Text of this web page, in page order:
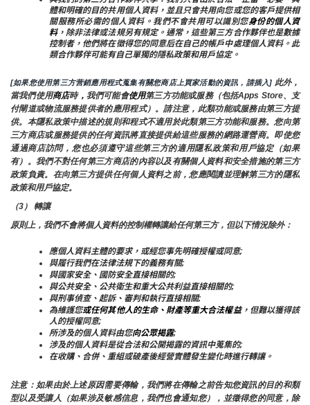
體和明確的目的共用個人資料，並且只會共用向您或您的客戶提供相
關服務所必需的個人資料。我們不會共用可以識別您身份的個人資
料，除非法律或法規另有規定。通常，這些第三方合作夥伴也是數據
控制者，他們將在徵得您的同意后在自己的帳戶中處理個人資料。此
類合作夥伴可能有自己單獨的隱私政策和用戶協定。
[如果您使用第三方营銷應用程式蒐集有關您商店上買家活動的資訊，請插入] 此外，
當我們使用商店時， 我們可能會使用第三方功能或服務（包括Apps Store、支
付閘道或物流服務提供者的應用程式）。請注意，此類功能或服務由第三方提
供。本隱私政策中描述的規則和程式不適用於此類第三方功能和服務。您向第
三方商店或服務提供的任何資訊將直接提供給這些服務的網路運營商。即使您
通過商店訪問，您也必須遵守這些第三方的適用隱私政策和用戶協定（如果
有）。我們不對任何第三方商店的內容以及有關個人資料和安全措施的第三方
政策負責。在向第三方提供任何個人資料之前，您應閱讀並理解第三方的隱私
政策和用戶協定。
（3） 轉讓
原則上，我們不會將個人資料的控制權轉讓給任何第三方，但以下情況除外：
應個人資料主體的要求，或經您事先明確授權或同意;
與履行我們在法律法規下的義務有關;
與國家安全、國防安全直接相關的;
與公共安全、公共衛生和重大公共利益直接相關的;
與刑事偵查、起訴、審判和執行直接相關;
為維護您或任何其他人的生命、財產等重大合法權益，但難以獲得該
人的授權同意;
所涉及的個人資料由您向公眾揭露;
涉及的個人資料是從合法和公開揭露的資訊中蒐集的;
在收購、合併、重組或破產後經營實體發生變化時進行轉讓。
注意：如果由於上述原因需要傳輸，我們將在傳輸之前告知您資訊的目的和類
型以及受讓人（如果涉及敏感信息，我們也會通知您），並徵得您的同意，除